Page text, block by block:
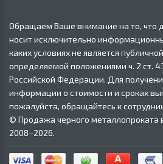
Обращаем Ваше внимание на то, что
носит исключительно
каких условиях не является
определяемой положениями ч. 2 ст.
Российской Федерации. Для
информации о стоимости и сроках
пожалуйста, обращайтесь к
© Продажа черного металлопроката
2008–2026.